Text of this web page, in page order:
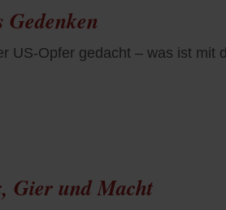
Gedenken
US-Opfer gedacht – was ist mit
Gier und Macht